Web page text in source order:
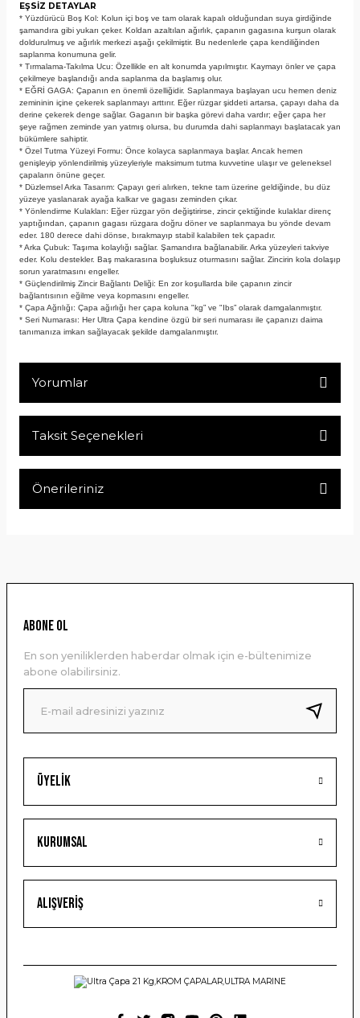
EŞSİZ DETAYLAR
* Yüzdürücü Boş Kol: Kolun içi boş ve tam olarak kapalı olduğundan suya girdiğinde
şamandıra gibi yukarı çeker. Koldan azaltılan ağırlık, çapanın gagasına kurşun olarak
doldurulmuş ve ağırlık merkezi aşağı çekilmiştir. Bu nedenlerle çapa kendiliğinden
saplanma konumuna gelir.
* Tırmalama-Takılma Ucu: Özellikle en alt konumda yapılmıştır. Kaymayı önler ve çapa
çekilmeye başlandığı anda saplanma da başlamış olur.
* EĞRİ GAGA: Çapanın en önemli özelliğidir. Saplanmaya başlayan ucu hemen deniz
zemininin içine çekerek saplanmayı arttırır. Eğer rüzgar şiddeti artarsa, çapayı daha da
derine çekerek denge sağlar. Gaganın bir başka görevi daha vardır; eğer çapa her
şeye rağmen zeminde yan yatmış olursa, bu durumda dahi saplanmayı başlatacak yan
bükümlere sahiptir.
* Özel Tutma Yüzeyi Formu: Önce kolayca saplanmaya başlar. Ancak hemen
genişleyip yönlendirilmiş yüzeyleriyle maksimum tutma kuvvetine ulaşır ve geleneksel
çapaların önüne geçer.
* Düzlemsel Arka Tasarım: Çapayı geri alırken, tekne tam üzerine geldiğinde, bu düz
yüzeye yaslanarak ayağa kalkar ve gagası zeminden çıkar.
* Yönlendirme Kulakları: Eğer rüzgar yön değiştirirse, zincir çektiğinde kulaklar direnç
yaptığından, çapanın gagası rüzgara doğru döner ve saplanmaya bu yönde devam
eder. 180 derece dahi dönse, bırakmayıp stabil kalabilen tek çapadır.
* Arka Çubuk: Taşıma kolaylığı sağlar. Şamandıra bağlanabilir. Arka yüzeyleri takviye
eder. Kolu destekler. Baş makarasına boşluksuz oturmasını sağlar. Zincirin kola dolaşıp
sorun yaratmasını engeller.
* Güçlendirilmiş Zincir Bağlantı Deliği: En zor koşullarda bile çapanın zincir
bağlantısının eğilme veya kopmasını engeller.
* Çapa Ağrılığı: Çapa ağırlığı her çapa koluna "kg” ve "Ibs” olarak damgalanmıştır.
* Seri Numarası: Her Ultra Çapa kendine özgü bir seri numarası ile çapanızı daima
tanımanıza imkan sağlayacak şekilde damgalanmıştır.
Yorumlar
Taksit Seçenekleri
Önerileriniz
Ürün resmi kalitesiz, bozuk veya görüntülenemiyor.
Ürün bilgilerinde hatalar bulunuyor.
Ürün fiyatı diğer sitelerden daha pahalı.
Bu ürüne benzer farklı alternatifler olmalı.
Gönder
Üyelik
Kurumsal
Alışveriş
ABONE OL
En son yeniliklerden haberdar olmak için e-bültenimize
abone olabilirsiniz.